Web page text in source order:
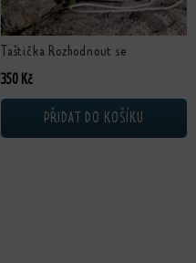
Taštička Rozhodnout se
350 Kč
PŘIDAT DO KOŠÍKU